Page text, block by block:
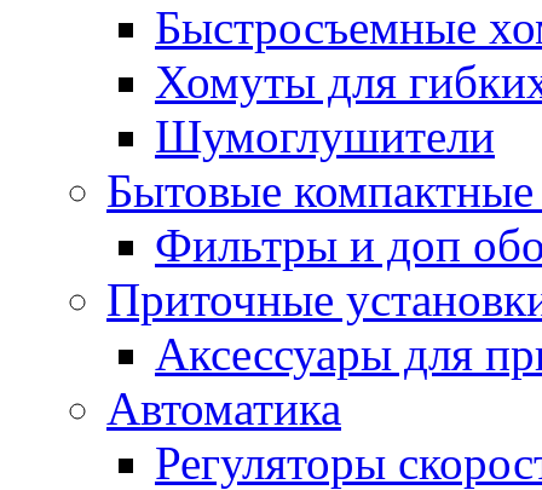
Быстросъемные
Хомуты для
Шумоглушители
Бытовые
Фильтры и доп
Приточные
Аксессуары для
Автоматика
Регуляторы